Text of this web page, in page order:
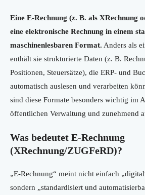
Eine E‑Rechnung (z. B. als XRechnung
eine elektronische Rechnung in einem
maschinenlesbaren Format. Anders als
enthält sie strukturierte Daten (z. B.
Positionen, Steuersätze), die ERP- und
automatisch auslesen und verarbeiten
sind diese Formate besonders wichtig im
öffentlichen Verwaltung und zunehmend
Was bedeutet E‑Rechnung
(XRechnung/ZUGFeRD)?
„E‑Rechnung“ meint nicht einfach
sondern „standardisiert und